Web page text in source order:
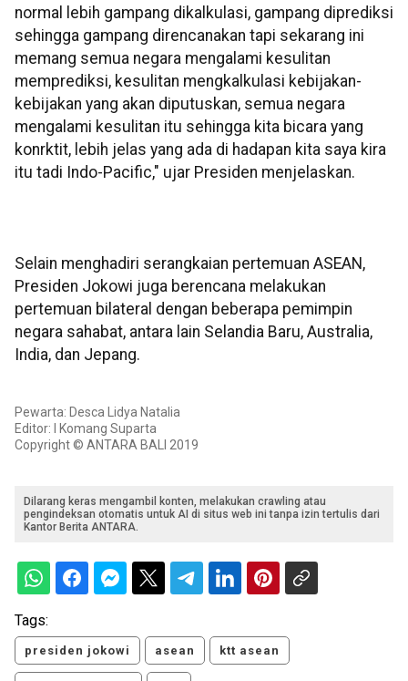
normal lebih gampang dikalkulasi, gampang diprediksi
sehingga gampang direncanakan tapi sekarang ini
memang semua negara mengalami kesulitan
memprediksi, kesulitan mengkalkulasi kebijakan-
kebijakan yang akan diputuskan, semua negara
mengalami kesulitan itu sehingga kita bicara yang
konrktit, lebih jelas yang ada di hadapan kita saya kira
itu tadi Indo-Pacific," ujar Presiden menjelaskan.
Selain menghadiri serangkaian pertemuan ASEAN,
Presiden Jokowi juga berencana melakukan
pertemuan bilateral dengan beberapa pemimpin
negara sahabat, antara lain Selandia Baru, Australia,
India, dan Jepang.
Pewarta: Desca Lidya Natalia
Editor: I Komang Suparta
Copyright © ANTARA BALI 2019
Dilarang keras mengambil konten, melakukan crawling atau
pengindeksan otomatis untuk AI di situs web ini tanpa izin tertulis dari
Kantor Berita ANTARA.
Tags:
presiden jokowi asean ktt asean